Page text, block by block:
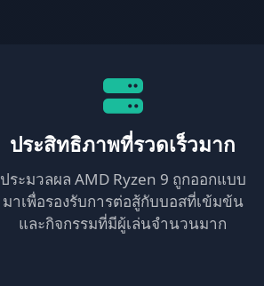
ประสิทธิภาพที่รวดเร็วมาก
ประมวลผล AMD Ryzen 9 ถูกออกแบบ
มาเพื่อรองรับการต่อสู้กับบอสที่เข้มข้น
และกิจกรรมที่มีผู้เล่นจำนวนมาก